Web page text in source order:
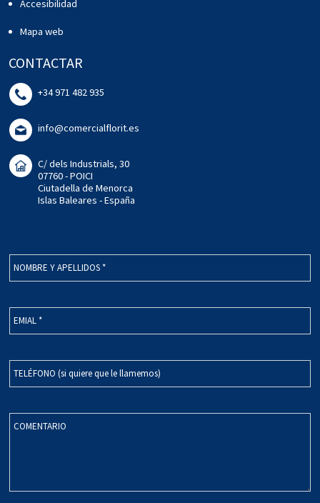
Accesibilidad
Mapa web
CONTACTAR
+34 971 482 935
info@comercialflorit.es
C/ dels Industrials, 30
07760 - POICI
Ciutadella de Menorca
Islas Baleares - España
NOMBRE Y APELLIDOS *
EMIAL *
TELÉFONO (si quiere que le llamemos)
COMENTARIO